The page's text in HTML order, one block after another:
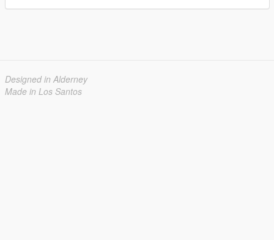
Designed in Alderney
Made in Los Santos